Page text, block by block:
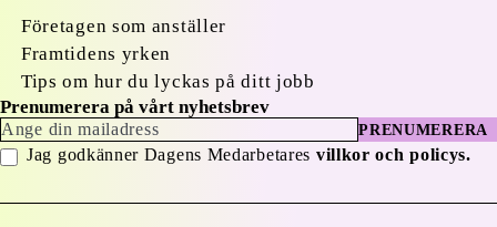
Företagen som anställer
Framtidens yrken
Tips om hur du lyckas på ditt jobb
Prenumerera på vårt nyhetsbrev
PRENUMERERA
Jag godkänner Dagens Medarbetares villkor och policys.